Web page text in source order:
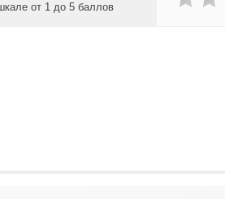
от 1 до 5 баллов